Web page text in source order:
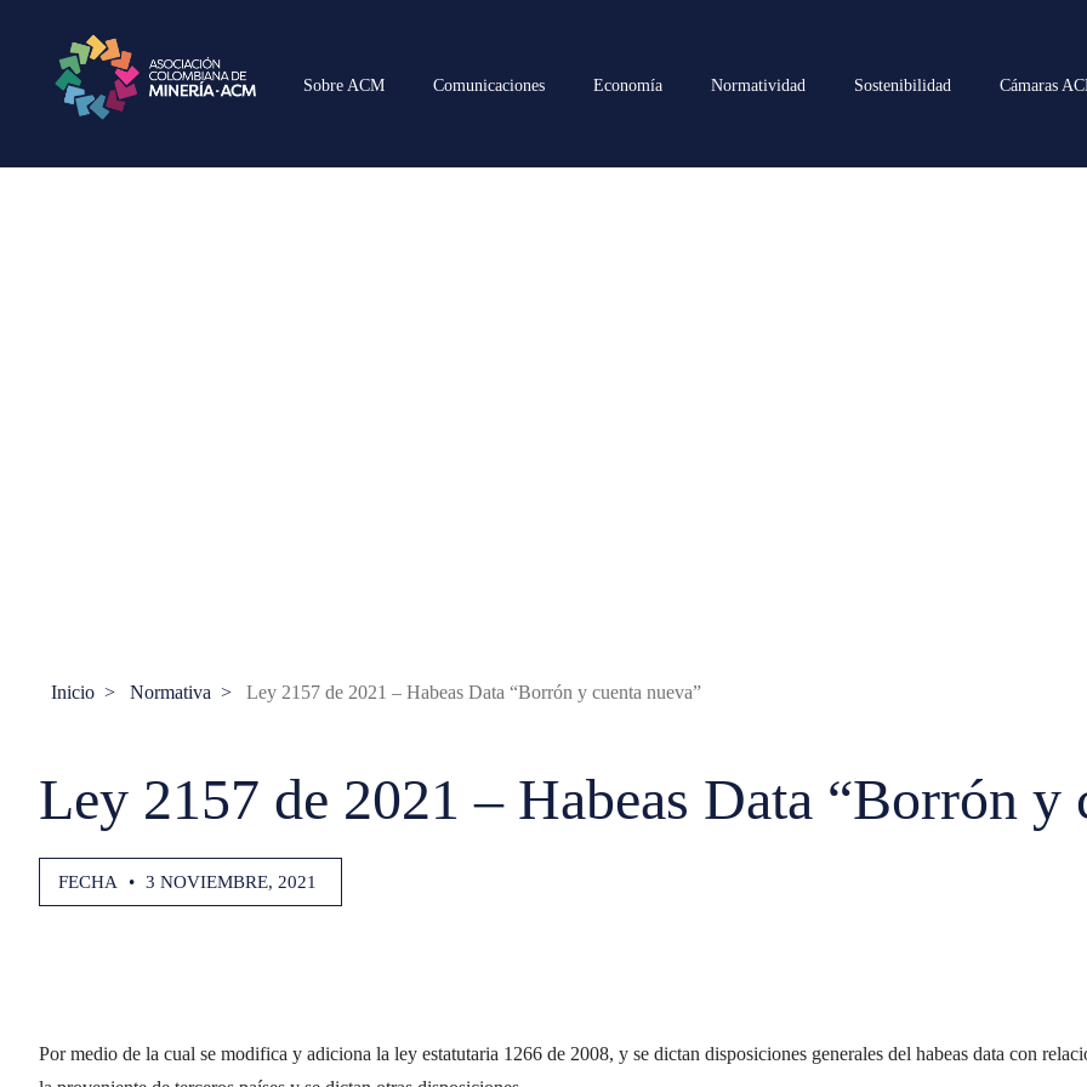
Sobre ACM Comunicaciones Economía Normatividad Sostenibilidad Cámaras
Inicio Normativa Ley 2157 de 2021 – Habeas Data “Borrón y cuenta nueva”
Ley 2157 de 2021 – Habeas Data “Borrón y
FECHA • 3 NOVIEMBRE, 2021
Por medio de la cual se modifica y adiciona la ley estatutaria 1266 de 2008, y se dictan disposiciones generales del habeas data con